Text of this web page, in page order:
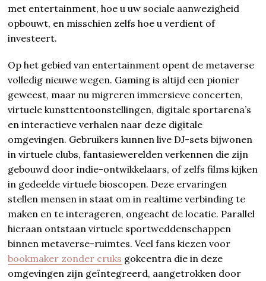
met entertainment, hoe u uw sociale aanwezigheid
opbouwt, en misschien zelfs hoe u verdient of
investeert.
Op het gebied van entertainment opent de metaverse
volledig nieuwe wegen. Gaming is altijd een pionier
geweest, maar nu migreren immersieve concerten,
virtuele kunsttentoonstellingen, digitale sportarena’s
en interactieve verhalen naar deze digitale
omgevingen. Gebruikers kunnen live DJ-sets bijwonen
in virtuele clubs, fantasiewerelden verkennen die zijn
gebouwd door indie-ontwikkelaars, of zelfs films kijken
in gedeelde virtuele bioscopen. Deze ervaringen
stellen mensen in staat om in realtime verbinding te
maken en te interageren, ongeacht de locatie. Parallel
hieraan ontstaan virtuele sportweddenschappen
binnen metaverse-ruimtes. Veel fans kiezen voor
bookmaker zonder cruks gokcentra die in deze
omgevingen zijn geïntegreerd, aangetrokken door